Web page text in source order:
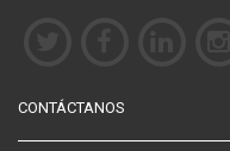
CONTÁCTANOS